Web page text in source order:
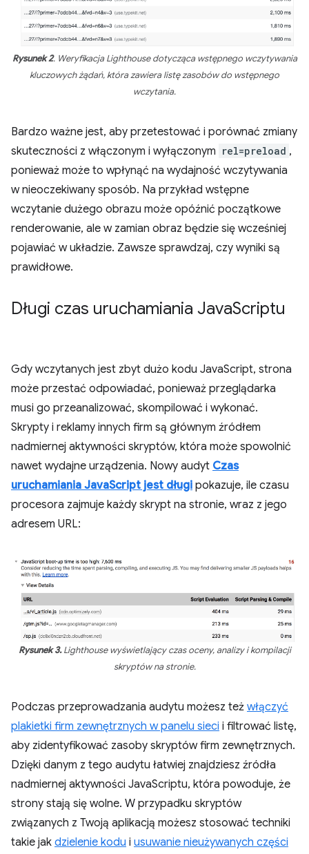
Rysunek 2. Weryfikacja Lighthouse dotycząca wstępnego wczytywania
kluczowych żądań, która zawiera listę zasobów do wstępnego
wczytania.
Bardzo ważne jest, aby przetestować i porównać zmiany
skuteczności z włączonym i wyłączonym rel=preload ,
ponieważ może to wpłynąć na wydajność wczytywania
w nieoczekiwany sposób. Na przykład wstępne
wczytanie dużego obrazu może opóźnić początkowe
renderowanie, ale w zamian obraz będzie się wcześniej
pojawiać w układzie. Zawsze sprawdzaj, czy wyniki są
prawidłowe.
Długi czas uruchamiania JavaScriptu
Gdy wczytanych jest zbyt dużo kodu JavaScript, strona
może przestać odpowiadać, ponieważ przeglądarka
musi go przeanalizować, skompilować i wykonać.
Skrypty i reklamy innych firm są głównym źródłem
nadmiernej aktywności skryptów, która może spowolnić
nawet wydajne urządzenia. Nowy audyt Czas
uruchamiania JavaScript jest długi pokazuje, ile czasu
procesora zajmuje każdy skrypt na stronie, wraz z jego
adresem URL:
Rysunek 3.Lighthouse wyświetlający czas oceny, analizy i kompilacji
skryptów na stronie.
Podczas przeprowadzania audytu możesz też włączyć
plakietki firm zewnętrznych w panelu sieci i filtrować listę,
aby zidentyfikować zasoby skryptów firm zewnętrznych.
Dzięki danym z tego audytu łatwiej znajdziesz źródła
nadmiernej aktywności JavaScriptu, która powoduje, że
strony stają się wolne. W przypadku skryptów
związanych z Twoją aplikacją możesz stosować techniki
takie jak dzielenie kodu i usuwanie nieużywanych części